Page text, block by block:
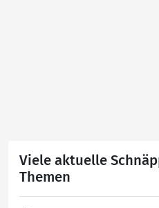
Viele aktuelle
Themen